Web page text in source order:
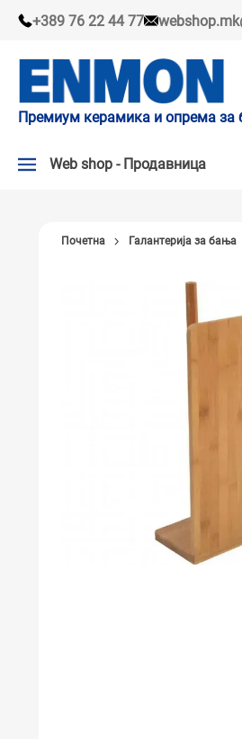
+389 76 22 44 77
Премиум керамика и опрема за
Web shop - Продавница
НАШИ ПРЕПОРАКИ
Почетна Галантерија за бања